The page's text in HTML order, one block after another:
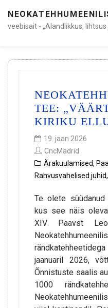
veebisait - „Alandlikkus, lihtsus
TEE:
KIRIKU
19. jaan 2026
CncMadrid
Ärakuulamised,
Rahvusvahelised juhid,
Te olete
kus see näis
XIV Paavst
jaanuaril 2026,
Õnnistuste saalis
1000